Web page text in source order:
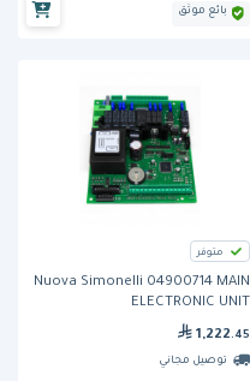
بائع موثق
متوفر
Nuova Simonelli 04900714 MAIN
ELECTRONIC UNIT
1,222 .45
توصيل مجاني